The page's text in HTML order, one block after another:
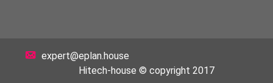
expert@eplan.house
Hitech-house © copyright 2017